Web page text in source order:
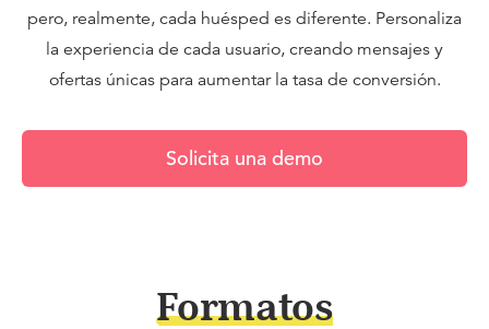
pero, realmente, cada huésped es diferente. Personaliza
la experiencia de cada usuario, creando mensajes y
ofertas únicas para aumentar la tasa de conversión.
Solicita una demo
Formatos